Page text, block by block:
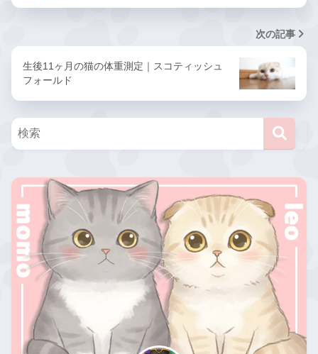
次の記事
生後11ヶ月の猫の体重測定｜スコティッシュ
フォールド